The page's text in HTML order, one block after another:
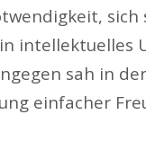
sah in
einfacher